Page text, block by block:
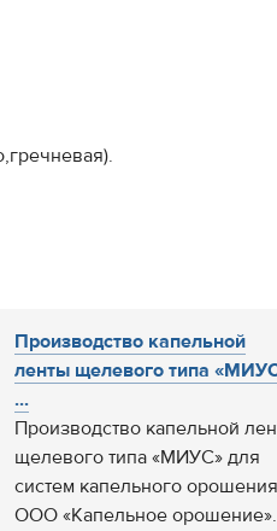
Производство капельной
ленты щелевого типа
...
Производство капельной
щелевого типа «МИУС» для
систем капельного
ООО «Капельное